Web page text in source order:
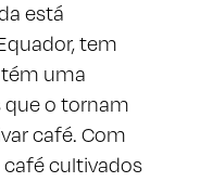
está
tem
uma
que o tornam
café. Com
cultivados